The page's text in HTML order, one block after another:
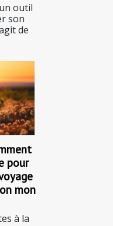
outil
son
de
pour
mon
à la